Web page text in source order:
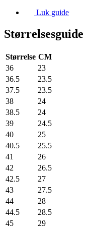
Luk guide
Størrelsesguide
Størrelse CM
36
23
36.5
23.5
37.5
23.5
38
24
38.5
24
39
24.5
40
25
40.5
25.5
41
26
42
26.5
42.5
27
43
27.5
44
28
44.5
28.5
45
29